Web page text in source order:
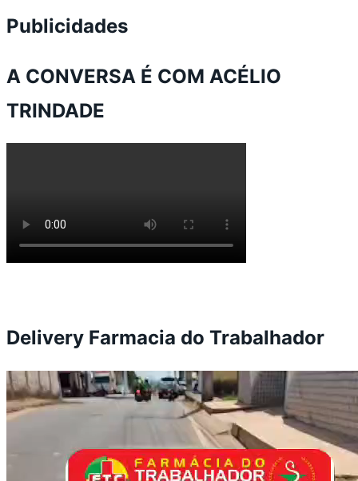
Publicidades
A CONVERSA É COM ACÉLIO
TRINDADE
Delivery Farmacia do Trabalhador